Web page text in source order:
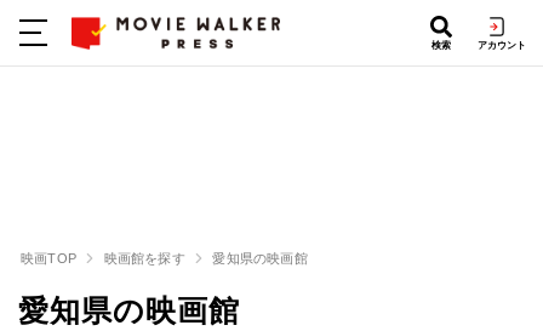
検索 アカウント
映画TOP 映画館を探す 愛知県の映画館
愛知県の映画館